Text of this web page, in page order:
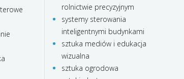
rolnictwie precyzyjnym
systemy sterowania
inteligentnymi budynkami
sztuka mediów i edukacja
wizualna
sztuka ogrodowa